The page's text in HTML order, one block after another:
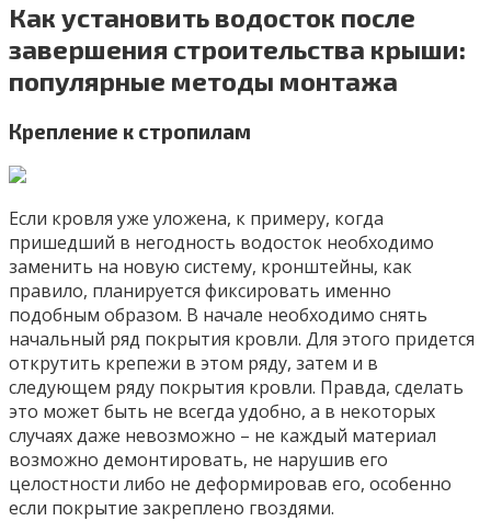
Как установить водосток после
завершения строительства крыши:
популярные методы монтажа
Крепление к стропилам
Если кровля уже уложена, к примеру, когда
пришедший в негодность водосток необходимо
заменить на новую систему, кронштейны, как
правило, планируется фиксировать именно
подобным образом. В начале необходимо снять
начальный ряд покрытия кровли. Для этого придется
открутить крепежи в этом ряду, затем и в
следующем ряду покрытия кровли. Правда, сделать
это может быть не всегда удобно, а в некоторых
случаях даже невозможно – не каждый материал
возможно демонтировать, не нарушив его
целостности либо не деформировав его, особенно
если покрытие закреплено гвоздями.